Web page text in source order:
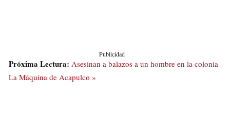
Publicidad
Próxima Lectura: Asesinan a balazos a un hombre en la colonia
La Máquina de Acapulco »